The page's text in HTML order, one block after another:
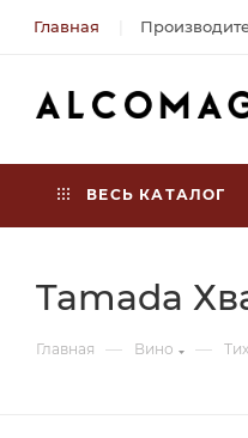
Главная
ВЕСЬ КАТАЛОГ
Tamada
Главная — Вино —